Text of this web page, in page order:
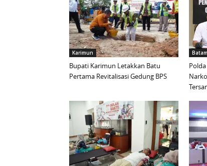
Karimun
Bupati Karimun Letakkan Batu
Pertama Revitalisasi Gedung BPS
Batam